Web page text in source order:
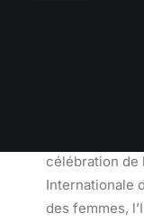
célébration de
Internationale
des femmes,